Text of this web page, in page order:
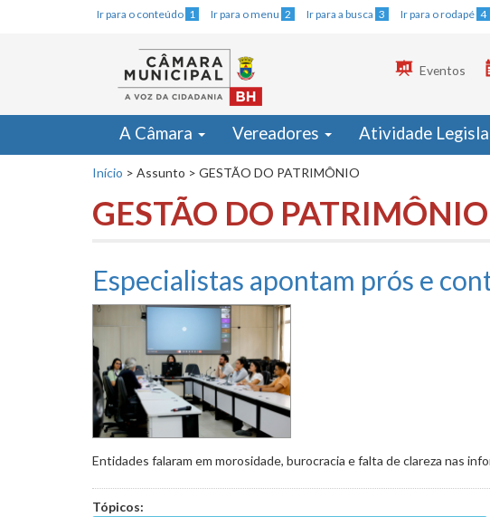
Ir para o conteúdo 1 Ir para o menu 2 Ir para a busca 3 Ir para o rodapé 4
Eventos
A Câmara Vereadores Atividade
Início > Assunto > GESTÃO DO PATRIMÔNIO
GESTÃO DO PATRIMÔNIO
Especialistas apontam prós e
Entidades falaram em morosidade, burocracia e falta de clareza nas
Tópicos: